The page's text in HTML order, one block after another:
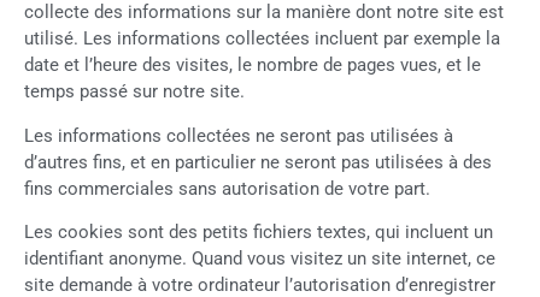
collecte des informations sur la manière dont notre site est
utilisé. Les informations collectées incluent par exemple la
date et l’heure des visites, le nombre de pages vues, et le
temps passé sur notre site.
Les informations collectées ne seront pas utilisées à
d’autres fins, et en particulier ne seront pas utilisées à des
fins commerciales sans autorisation de votre part.
Les cookies sont des petits fichiers textes, qui incluent un
identifiant anonyme. Quand vous visitez un site internet, ce
site demande à votre ordinateur l’autorisation d’enregistrer